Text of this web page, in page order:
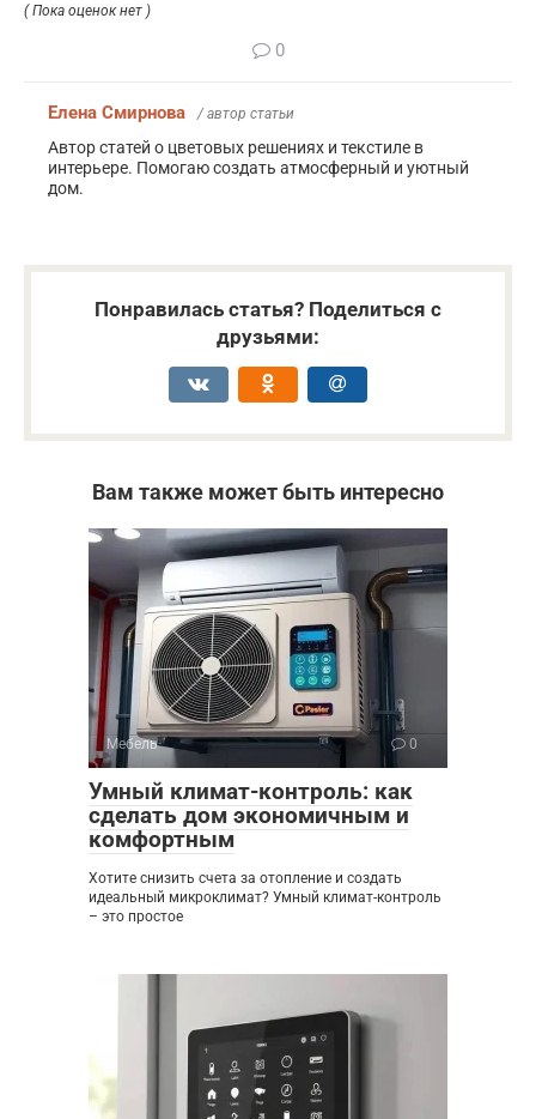
( Пока оценок нет )
0
Елена Смирнова / автор статьи
Автор статей о цветовых решениях и текстиле в
интерьере. Помогаю создать атмосферный и уютный
дом.
Понравилась статья? Поделиться с
друзьями:
Вам также может быть интересно
Мебель 0
Умный климат-контроль: как
сделать дом экономичным и
комфортным
Хотите снизить счета за отопление и создать
идеальный микроклимат? Умный климат-контроль
– это простое